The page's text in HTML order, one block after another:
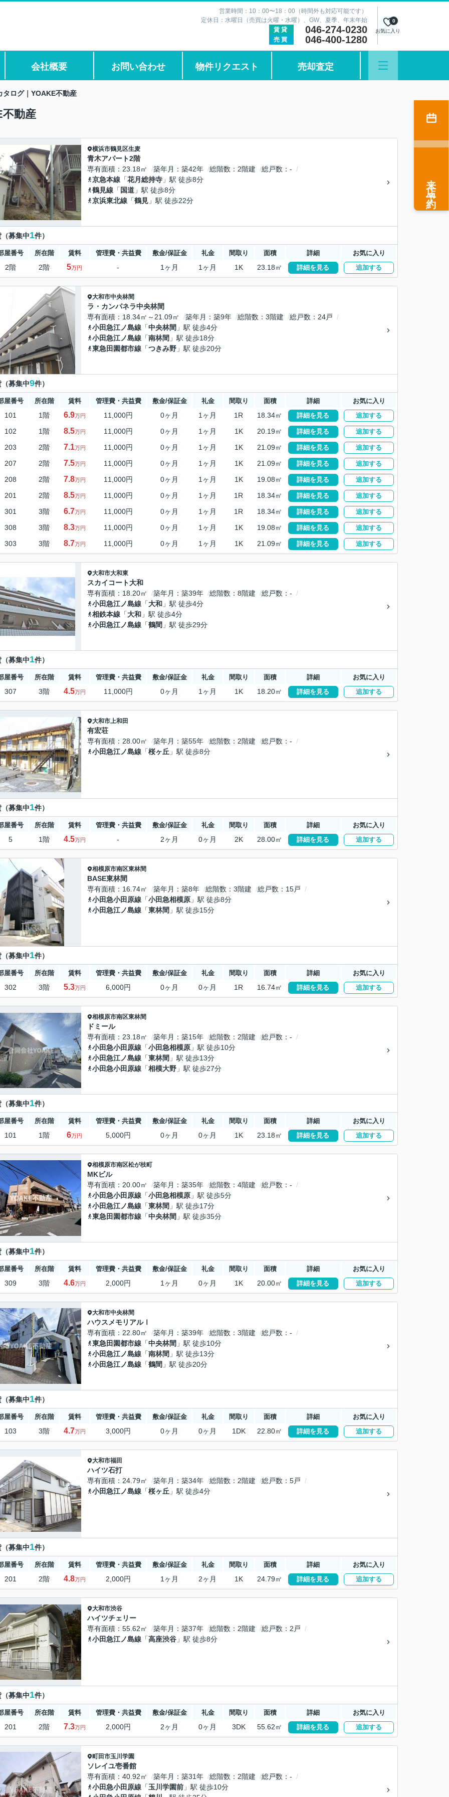
営業時間：10：00〜18：00（時間外も対応可能です）
定休日：水曜日（売買は火曜・水曜）、GW、夏季、年末年始
賃貸
046-274-0230
売買 046-400-1280
お気に入り
0
会社概要 お問い合わせ 物件リクエスト 売却査定
タログ｜YOAKE不動産
動産
横浜市鶴見区生麦
青木アパート2階
専有面積
23.18㎡ 築年月 築42年 総階数 2階建 総戸数
-
京急本線 「花月総持寺 」駅 徒歩8分
鶴見線 「 国道 」駅 徒歩8分
京浜東北線 「鶴見 」駅 徒歩22分
募集中1件）
屋番号 所在階 賃料 管理費・共益費 敷金/保証金 礼金 間取り 面積 詳細 お気に入り
2階 2階 5万円 - 1ヶ月 1ヶ月 1K 23.18㎡ 詳細を見る 追加する
大和市中央林間
ラ・カンパネラ中央林間
専有面積
18.34㎡～21.09㎡ 築年月 築9年 総階数 3階建 総戸数
24戸
小田急江ノ島線 「中央林間 」駅 徒歩4分
小田急江ノ島線 「南林間 」駅 徒歩18分
東急田園都市線 「つきみ野 」駅 徒歩20分
募集中9件）
屋番号 所在階 賃料 管理費・共益費 敷金/保証金 礼金 間取り 面積 詳細 お気に入り
101 1階 6.9万円 11,000円 0ヶ月 1ヶ月 1R 18.34㎡ 詳細を見る 追加する
102 1階 8.5万円 11,000円 0ヶ月 1ヶ月 1K 20.19㎡ 詳細を見る 追加する
203 2階 7.1万円 11,000円 0ヶ月 1ヶ月 1K 21.09㎡ 詳細を見る 追加する
207 2階 7.5万円 11,000円 0ヶ月 1ヶ月 1K 21.09㎡ 詳細を見る 追加する
208 2階 7.8万円 11,000円 0ヶ月 1ヶ月 1K 19.08㎡ 詳細を見る 追加する
201 2階 8.5万円 11,000円 0ヶ月 1ヶ月 1R 18.34㎡ 詳細を見る 追加する
301 3階 6.7万円 11,000円 0ヶ月 1ヶ月 1R 18.34㎡ 詳細を見る 追加する
308 3階 8.3万円 11,000円 0ヶ月 1ヶ月 1K 19.08㎡ 詳細を見る 追加する
303 3階 8.7万円 11,000円 0ヶ月 1ヶ月 1K 21.09㎡ 詳細を見る 追加する
大和市大和東
スカイコート大和
専有面積
18.20㎡ 築年月 築39年 総階数 8階建 総戸数
-
小田急江ノ島線 「大和 」駅 徒歩4分
相鉄本線 「大和 」駅 徒歩4分
小田急江ノ島線 「鶴間 」駅 徒歩29分
募集中1件）
屋番号 所在階 賃料 管理費・共益費 敷金/保証金 礼金 間取り 面積 詳細 お気に入り
307 3階 4.5万円 11,000円 0ヶ月 1ヶ月 1K 18.20㎡ 詳細を見る 追加する
大和市上和田
有宏荘
専有面積
28.00㎡ 築年月 築55年 総階数 2階建 総戸数
-
小田急江ノ島線 「桜ヶ丘 」駅 徒歩8分
募集中1件）
屋番号 所在階 賃料 管理費・共益費 敷金/保証金 礼金 間取り 面積 詳細 お気に入り
5 1階 4.5万円 - 2ヶ月 0ヶ月 2K 28.00㎡ 詳細を見る 追加する
相模原市南区東林間
BASE東林間
専有面積
16.74㎡ 築年月 築8年 総階数 3階建 総戸数
15戸
小田急小田原線 「小田急相模原 」駅 徒歩8分
小田急江ノ島線 「東林間 」駅 徒歩15分
募集中1件）
屋番号 所在階 賃料 管理費・共益費 敷金/保証金 礼金 間取り 面積 詳細 お気に入り
302 3階 5.3万円 6,000円 0ヶ月 0ヶ月 1R 16.74㎡ 詳細を見る 追加する
相模原市南区東林間
ドミール
専有面積
23.18㎡ 築年月 築15年 総階数 2階建 総戸数
-
小田急小田原線 「小田急相模原 」駅 徒歩10分
小田急江ノ島線 「東林間 」駅 徒歩13分
小田急小田原線 「相模大野 」駅 徒歩27分
募集中1件）
屋番号 所在階 賃料 管理費・共益費 敷金/保証金 礼金 間取り 面積 詳細 お気に入り
101 1階 6万円 5,000円 0ヶ月 0ヶ月 1K 23.18㎡ 詳細を見る 追加する
相模原市南区松が枝町
MKビル
専有面積
20.00㎡ 築年月 築35年 総階数 4階建 総戸数
-
小田急小田原線 「小田急相模原 」駅 徒歩5分
小田急江ノ島線 「東林間 」駅 徒歩17分
東急田園都市線 「中央林間 」駅 徒歩35分
募集中1件）
屋番号 所在階 賃料 管理費・共益費 敷金/保証金 礼金 間取り 面積 詳細 お気に入り
309 3階 4.6万円 2,000円 1ヶ月 0ヶ月 1K 20.00㎡ 詳細を見る 追加する
大和市中央林間
ハウスメモリアルⅠ
専有面積
22.80㎡ 築年月 築39年 総階数 3階建 総戸数
-
東急田園都市線 「中央林間 」駅 徒歩10分
小田急江ノ島線 「南林間 」駅 徒歩13分
小田急江ノ島線 「鶴間 」駅 徒歩20分
募集中1件）
屋番号 所在階 賃料 管理費・共益費 敷金/保証金 礼金 間取り 面積 詳細 お気に入り
103 3階 4.7万円 3,000円 0ヶ月 0ヶ月 1DK 22.80㎡ 詳細を見る 追加する
大和市福田
ハイツ石打
専有面積
24.79㎡ 築年月 築34年 総階数 2階建 総戸数
5戸
小田急江ノ島線 「桜ヶ丘 」駅 徒歩4分
募集中1件）
屋番号 所在階 賃料 管理費・共益費 敷金/保証金 礼金 間取り 面積 詳細 お気に入り
201 2階 4.8万円 2,000円 1ヶ月 2ヶ月 1K 24.79㎡ 詳細を見る 追加する
大和市渋谷
ハイツチェリー
専有面積
55.62㎡ 築年月 築37年 総階数 2階建 総戸数
2戸
小田急江ノ島線 「高座渋谷 」駅 徒歩8分
募集中1件）
屋番号 所在階 賃料 管理費・共益費 敷金/保証金 礼金 間取り 面積 詳細 お気に入り
201 2階 7.3万円 2,000円 2ヶ月 0ヶ月 3DK 55.62㎡ 詳細を見る 追加する
町田市玉川学園
ソレイユ壱番館
専有面積
40.92㎡ 築年月 築31年 総階数 2階建 総戸数
-
小田急小田原線 「玉川学園前 」駅 徒歩10分
来店予約